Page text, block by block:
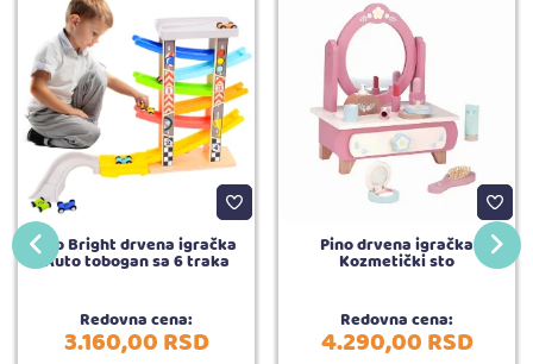
Top Bright drvena igračka
Auto tobogan sa 6 traka
Redovna cena:
3.160,00RSD
Pino drvena igračka
Kozmetički sto
Redovna cena:
4.290,00RSD